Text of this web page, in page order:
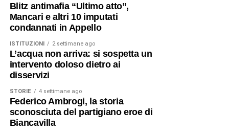
Blitz antimafia “Ultimo atto”,
Mancari e altri 10 imputati
condannati in Appello
ISTITUZIONI 2 settimane ago
L’acqua non arriva: si sospetta un
intervento doloso dietro ai
disservizi
STORIE 4 settimane ago
Federico Ambrogi, la storia
sconosciuta del partigiano eroe di
Biancavilla